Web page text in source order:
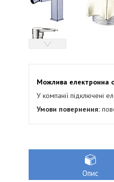
У компанії підключені
Опис